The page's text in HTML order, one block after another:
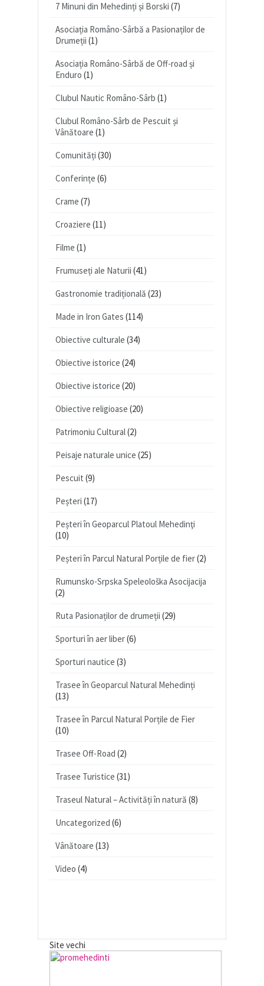
7 Minuni din Mehedinți și Borski (7)
Asociația Româno-Sârbă a Pasionaților de
Drumeții (1)
Asociația Româno-Sârbă de Off-road și
Enduro (1)
Clubul Nautic Româno-Sârb (1)
Clubul Româno-Sârb de Pescuit și
Vânătoare (1)
Comunități (30)
Conferințe (6)
Crame (7)
Croaziere (11)
Filme (1)
Frumuseți ale Naturii (41)
Gastronomie tradițională (23)
Made in Iron Gates (114)
Obiective culturale (34)
Obiective istorice (24)
Obiective istorice (20)
Obiective religioase (20)
Patrimoniu Cultural(2)
Peisaje naturale unice (25)
Pescuit (9)
Peșteri (17)
Peșteri în Geoparcul Platoul Mehedinţi
(10)
Peșteri în Parcul Natural Porțile de fier(2)
Rumunsko-Srpska Speleološka Asocijacija
(2)
Ruta Pasionaților de drumeții (29)
Sporturi în aer liber(6)
Sporturi nautice (3)
Trasee în Geoparcul Natural Mehedinți
(13)
Trasee în Parcul Natural Porțile de Fier
(10)
Trasee Off-Road (2)
Trasee Turistice (31)
Traseul Natural – Activități în natură (8)
Uncategorized (6)
Vânătoare (13)
Video (4)
Site vechi